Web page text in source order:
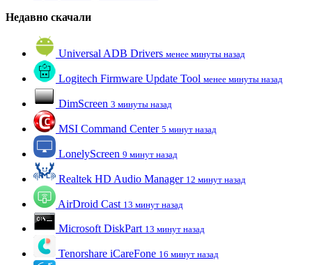
Недавно скачали
Universal ADB Drivers менее минуты назад
Logitech Firmware Update Tool менее минуты назад
DimScreen 3 минуты назад
MSI Command Center 5 минут назад
LonelyScreen 9 минут назад
Realtek HD Audio Manager 12 минут назад
AirDroid Cast 13 минут назад
Microsoft DiskPart 13 минут назад
Tenorshare iCareFone 16 минут назад